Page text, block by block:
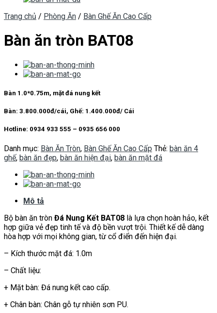
Trang chủ / Phòng Ăn / Bàn Ghế Ăn Cao Cấp
Bàn ăn tròn BAT08
Bàn 1.0*0.75m, mặt đá nung kết
Bàn: 3.800.000đ/cái, Ghế: 1.400.000đ/ Cái
Hotline: 0934 933 555 – 0935 656 000
Danh mục: Bàn Ăn Tròn, Bàn Ghế Ăn Cao Cấp Thẻ: bàn ăn 4
ghế, bàn ăn đẹp, bàn ăn hiện đại, bàn ăn mặt đá
Mô tả
Bộ bàn ăn tròn Đá Nung Kết BAT08 là lựa chọn hoàn hảo, kết
hợp giữa vẻ đẹp tinh tế và độ bền vượt trội. Thiết kế dễ dàng
hòa hợp với mọi không gian, từ cổ điển đến hiện đại.
– Kích thước mặt đá: 1.0m
– Chất liệu:
+ Mặt bàn: Đá nung kết cao cấp.
+ Chân bàn: Chân gỗ tự nhiên sơn PU.